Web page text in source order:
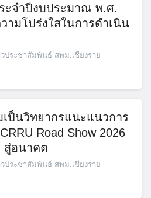
ะจำปีงบประมาณ พ.ศ.
ามโปร่งใสในการดำเนิน
ประชาสัมพันธ์ สพม.เชียงราย
เป็นวิทยากรแนะแนวการ
Road Show 2026
สู่อนาคต
ประชาสัมพันธ์ สพม.เชียงราย